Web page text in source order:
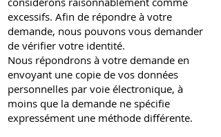
excessifs. Afin de répondre à votre
demande, nous pouvons vous demander
de vérifier votre identité.
Nous répondrons à votre demande en
envoyant une copie de vos données
personnelles par voie électronique, à
moins que la demande ne spécifie
expressément une méthode différente.